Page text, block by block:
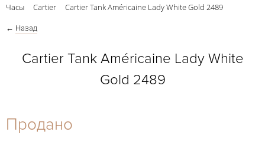
27-44
Часы Cartier Cartier Tank Américaine Lady White Gold 2489
← Назад
Cartier Tank Américaine Lady White
Gold 2489
Продано